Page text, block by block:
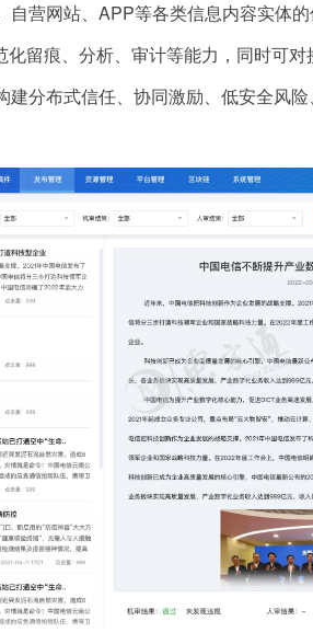
营网站、APP等各类信息内容实体
留痕、分析、审计等能力，同时可
分布式信任、协同激励、低安全风